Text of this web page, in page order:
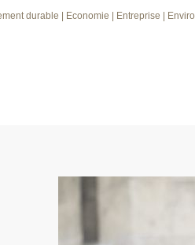
durable | Economie | Entreprise |